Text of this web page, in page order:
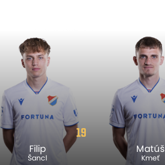
19
Filip
Šancl
Matúš
Kmeť